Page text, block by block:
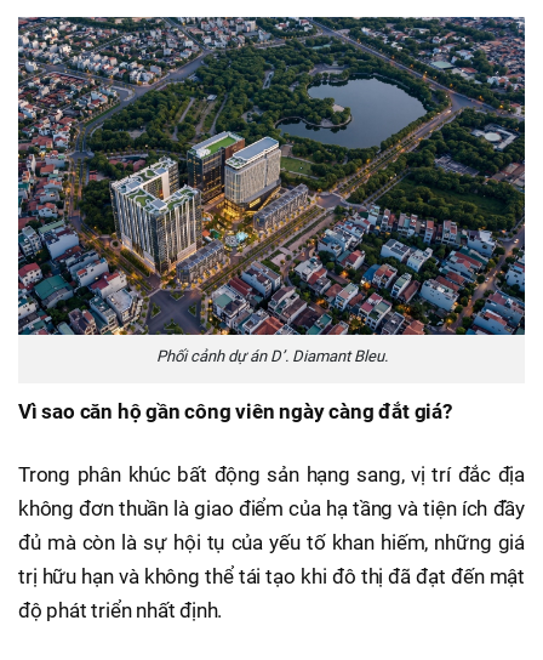
Phối cảnh dự án D’. Diamant Bleu.
Vì sao căn hộ gần công viên ngày càng đắt giá?
Trong phân khúc bất động sản hạng sang, vị trí đắc địa
không đơn thuần là giao điểm của hạ tầng và tiện ích đầy
đủ mà còn là sự hội tụ của yếu tố khan hiếm, những giá
trị hữu hạn và không thể tái tạo khi đô thị đã đạt đến mật
độ phát triển nhất định.